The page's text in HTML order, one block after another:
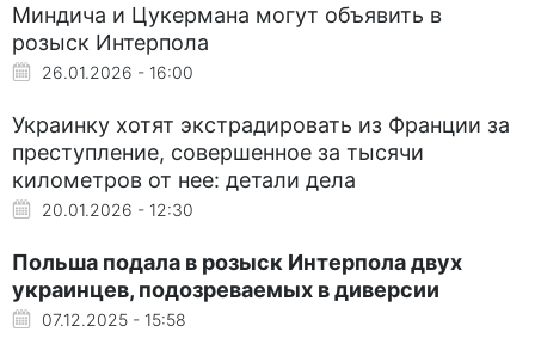
Миндича и Цукермана могут объявить в
розыск Интерпола
26.01.2026 - 16:00
Украинку хотят экстрадировать из Франции за
преступление, совершенное за тысячи
километров от нее: детали дела
20.01.2026 - 12:30
Польша подала в розыск Интерпола двух
украинцев, подозреваемых в диверсии
07.12.2025 - 15:58